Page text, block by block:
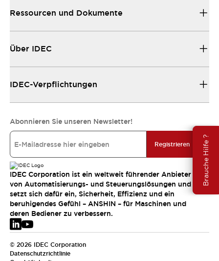
Brauche Hilfe ?
Ressourcen und Dokumente
Über IDEC
IDEC-Verpflichtungen
Abonnieren Sie unseren Newsletter!
Registrieren
IDEC Corporation ist ein weltweit führender Anbieter
von Automatisierungs- und Steuerungslösungen und
setzt sich dafür ein, Sicherheit, Effizienz und ein
beruhigendes Gefühl – ANSHIN – für Maschinen und
deren Bediener zu verbessern.
© 2026 IDEC Corporation
Datenschutzrichtlinie